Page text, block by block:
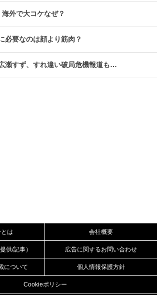
海外で大コケなぜ？
必要なのは顔より筋肉？
瀬すず、すれ違い破局危機報道も…
は 会社概要
供/記事） 広告に関するお問い合わせ
について 個人情報保護方針
Cookieポリシー